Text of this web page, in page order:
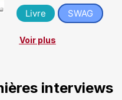
Livre
SWAG
Voir plus
interviews